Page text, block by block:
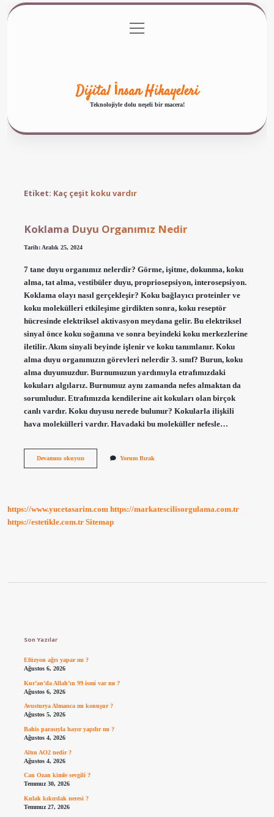
Gizlilik Politikası
menüyü
aç
Dijital İnsan Hikayeleri
Teknolojiyle dolu neşeli bir macera!
Etiket: Kaç çeşit koku vardır
Koklama Duyu Organımız Nedir
Tarih: Aralık 25, 2024
7 tane duyu organımız nelerdir? Görme, işitme, dokunma, koku
alma, tat alma, vestibüler duyu, propriosepsiyon, interosepsiyon.
Koklama olayı nasıl gerçekleşir? Koku bağlayıcı proteinler ve
koku molekülleri etkileşime girdikten sonra, koku reseptör
hücresinde elektriksel aktivasyon meydana gelir. Bu elektriksel
sinyal önce koku soğanına ve sonra beyindeki koku merkezlerine
iletilir. Akım sinyali beyinde işlenir ve koku tanımlanır. Koku
alma duyu organımızın görevleri nelerdir 3. sınıf? Burun, koku
alma duyumuzdur. Burnumuzun yardımıyla etrafımızdaki
kokuları algılarız. Burnumuz aynı zamanda nefes almaktan da
sorumludur. Etrafımızda kendilerine ait kokuları olan birçok
canlı vardır. Koku duyusu nerede bulunur? Kokularla ilişkili
hava molekülleri vardır. Havadaki bu moleküller nefesle…
Devamını okuyunKoklama
Yorum Bırak
https://www.yucetasarim.com https://markatescilisorgulama.com.tr
https://estetikle.com.tr Sitemap
Son Yazılar
Efüzyon ağrı yapar mı ?
Ağustos 6, 2026
Kur’an’da Allah’ın 99 ismi var mı ?
Ağustos 6, 2026
Avusturya Almanca mı konuşur ?
Ağustos 5, 2026
Bahis parasıyla hayır yapılır mı ?
Ağustos 4, 2026
Altın AO2 nedir ?
Ağustos 4, 2026
Can Ozan kimle sevgili ?
Temmuz 30, 2026
Kulak kıkırdak neresi ?
Temmuz 27, 2026